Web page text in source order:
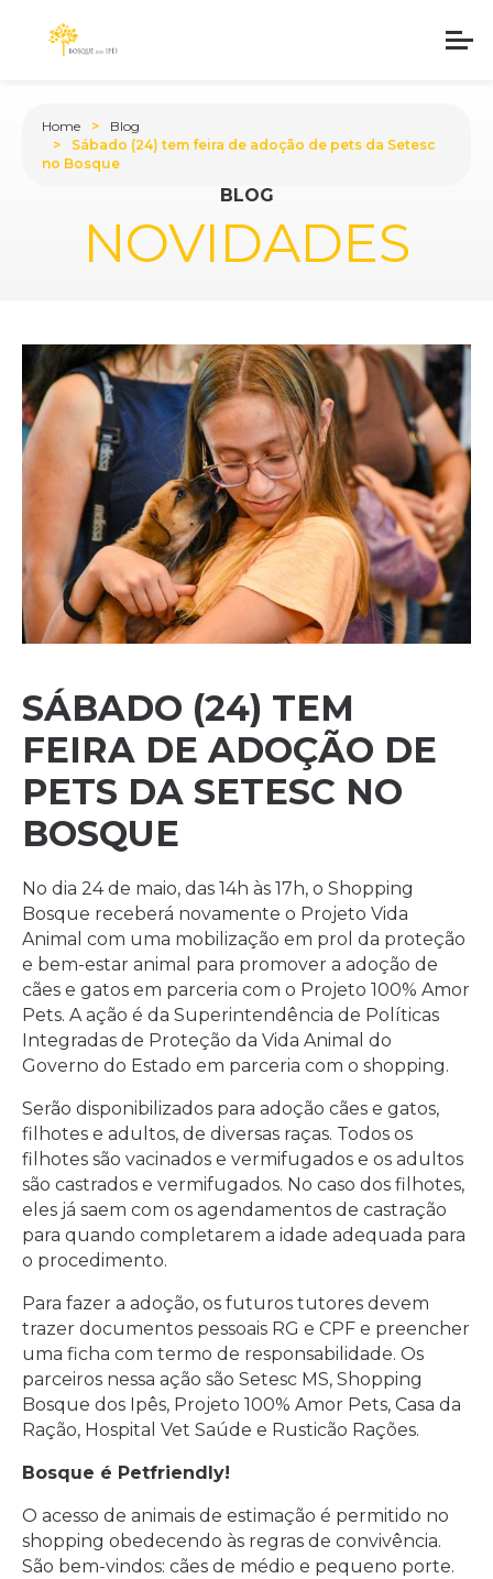
BLOG
NOVIDADES
Home
Blog
Sábado (24) tem feira de adoção de pets da Setesc
no Bosque
SÁBADO (24) TEM
FEIRA DE ADOÇÃO DE
PETS DA SETESC NO
BOSQUE
No dia 24 de maio, das 14h às 17h, o Shopping
Bosque receberá novamente o Projeto Vida
Animal com uma mobilização em prol da proteção
e bem-estar animal para promover a adoção de
cães e gatos em parceria com o Projeto 100% Amor
Pets. A ação é da Superintendência de Políticas
Integradas de Proteção da Vida Animal do
Governo do Estado em parceria com o shopping.
Serão disponibilizados para adoção cães e gatos,
filhotes e adultos, de diversas raças. Todos os
filhotes são vacinados e vermifugados e os adultos
são castrados e vermifugados. No caso dos filhotes,
eles já saem com os agendamentos de castração
para quando completarem a idade adequada para
o procedimento.
Para fazer a adoção, os futuros tutores devem
trazer documentos pessoais RG e CPF e preencher
uma ficha com termo de responsabilidade. Os
parceiros nessa ação são Setesc MS, Shopping
Bosque dos Ipês, Projeto 100% Amor Pets, Casa da
Ração, Hospital Vet Saúde e Rusticão Rações.
Bosque é Petfriendly!
O acesso de animais de estimação é permitido no
shopping obedecendo às regras de convivência.
São bem-vindos: cães de médio e pequeno porte.